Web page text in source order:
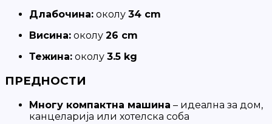
Длабочина: околу 34 cm
Висина: околу 26 cm
Тежина: околу 3.5 kg
ПРЕДНОСТИ
Многу компактна машина – идеална за дом,
канцеларија или хотелска соба